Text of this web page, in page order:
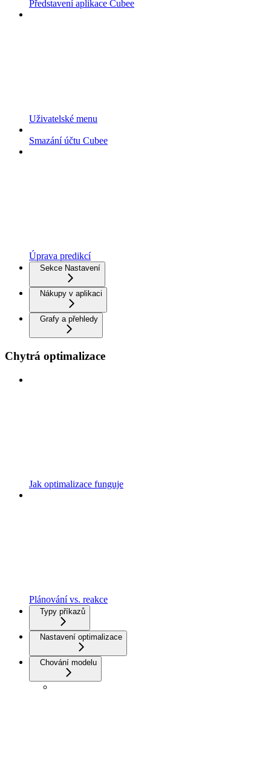
Představení aplikace Cubee
Uživatelské menu
Smazání účtu Cubee
Úprava predikcí
Sekce Nastavení
Nákupy v aplikaci
Grafy a přehledy
Chytrá optimalizace
Jak optimalizace funguje
Plánování vs. reakce
Typy příkazů
Nastavení optimalizace
Chování modelu